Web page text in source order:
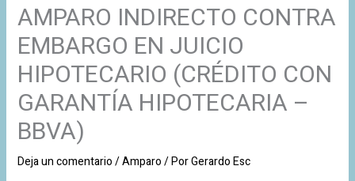
AMPARO INDIRECTO CONTRA
EMBARGO EN JUICIO
HIPOTECARIO (CRÉDITO CON
GARANTÍA HIPOTECARIA –
BBVA)
Deja un comentario/Amparo/ PorGerardo Esc